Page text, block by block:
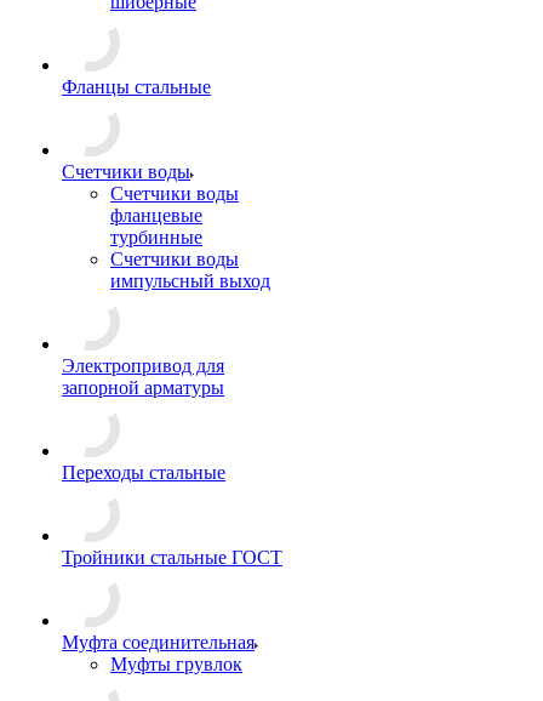
Фланцы стальные
Счетчики воды
Счетчики воды
фланцевые
турбинные
Счетчики воды
импульсный выход
Электропривод для
запорной арматуры
Переходы стальные
Тройники стальные ГОСТ
Муфта соединительная
Муфты грувлок